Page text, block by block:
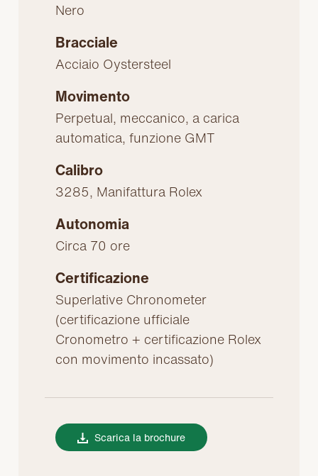
Nero
Bracciale
Acciaio Oystersteel
Movimento
Perpetual, meccanico, a carica
automatica, funzione GMT
Calibro
3285, Manifattura Rolex
Autonomia
Circa 70 ore
Certificazione
Superlative Chronometer
(certificazione ufficiale
Cronometro + certificazione Rolex
con movimento incassato)
Scarica la brochure